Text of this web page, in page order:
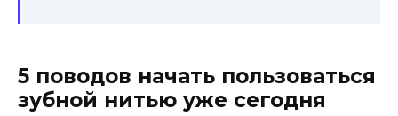
5 поводов начать пользоваться
зубной нитью уже сегодня